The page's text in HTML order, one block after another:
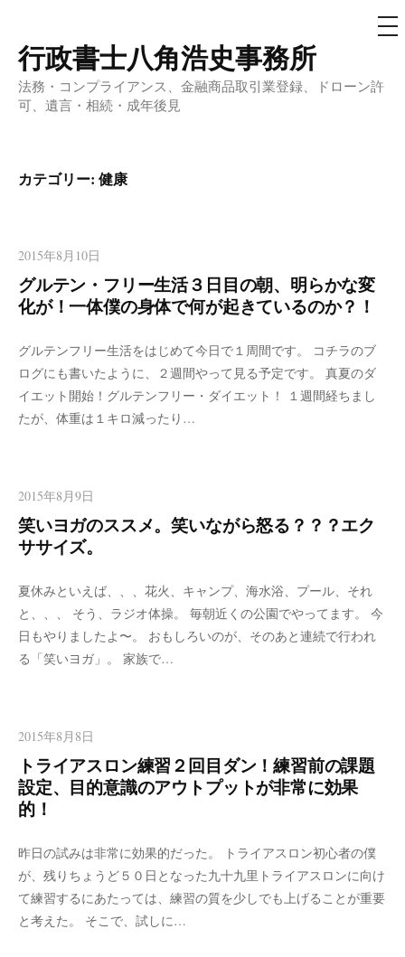
コ
ン
テ
へ
ッ
行政書士八角浩史事務所
法務・コンプライアンス、金融商品取引業登録、ドローン許
可、遺言・相続・成年後見
メ
ニ
カテゴリー: 健康
2015年8月10日
グルテン・フリー生活３日目の朝、明らかな変
化が！一体僕の身体で何が起きているのか？！
グルテンフリー生活をはじめて今日で１周間です。 コチラのブ
ログにも書いたように、２週間やって見る予定です。 真夏のダ
イエット開始！グルテンフリー・ダイエット！ １週間経ちまし
たが、体重は１キロ減ったり…
2015年8月9日
笑いヨガのススメ。笑いながら怒る？？？エク
ササイズ。
夏休みといえば、、、花火、キャンプ、海水浴、プール、それ
と、、、 そう、ラジオ体操。 毎朝近くの公園でやってます。 今
日もやりましたよ〜。 おもしろいのが、そのあと連続で行われ
る「笑いヨガ」。 家族で…
2015年8月8日
トライアスロン練習２回目ダン！練習前の課題
設定、目的意識のアウトプットが非常に効果
的！
昨日の試みは非常に効果的だった。 トライアスロン初心者の僕
が、残りちょうど５０日となった九十九里トライアスロンに向け
て練習するにあたっては、練習の質を少しでも上げることが重要
と考えた。 そこで、試しに…